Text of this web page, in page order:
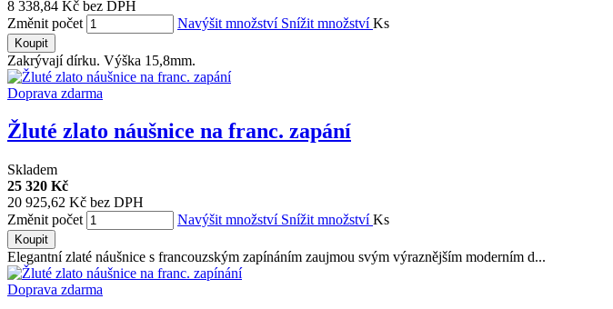
8 338,84 Kč bez DPH
Změnit počet
Navýšit množství Snížit množstvíKs
Koupit
Zakrývají dírku. Výška 15,8mm.
Doprava zdarma
Žluté zlato náušnice na franc. zapání
Skladem
25 320 Kč
20 925,62 Kč bez DPH
Změnit počet
Navýšit množství Snížit množstvíKs
Koupit
Elegantní zlaté náušnice s francouzským zapínáním zaujmou svým výraznějším moderním d...
Doprava zdarma